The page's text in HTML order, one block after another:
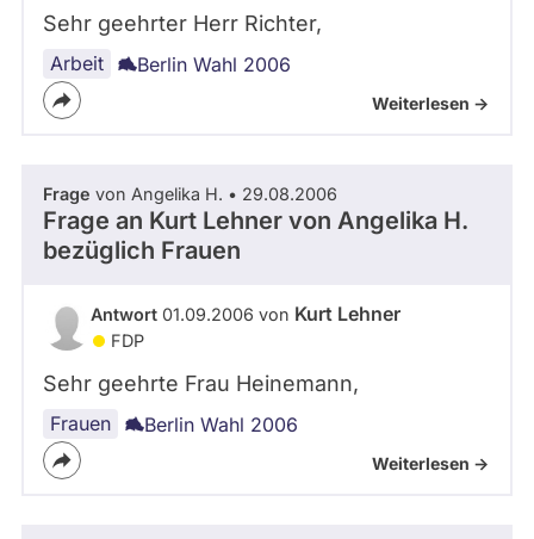
Sehr geehrter Herr Richter,
Arbeit Berlin Wahl 2006
Weiterlesen ->
Frage von Angelika H. • 29.08.2006
Frage an Kurt Lehner von Angelika H.
bezüglich Frauen
Antwort 01.09.2006 von Kurt Lehner
FDP
Sehr geehrte Frau Heinemann,
Frauen Berlin Wahl 2006
Weiterlesen ->